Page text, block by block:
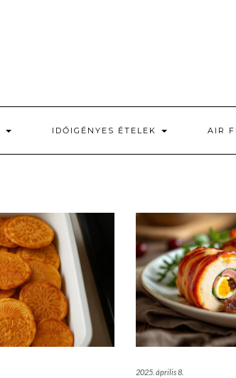
IDŐIGÉNYES ÉTELEK AIR
2025. április 8.